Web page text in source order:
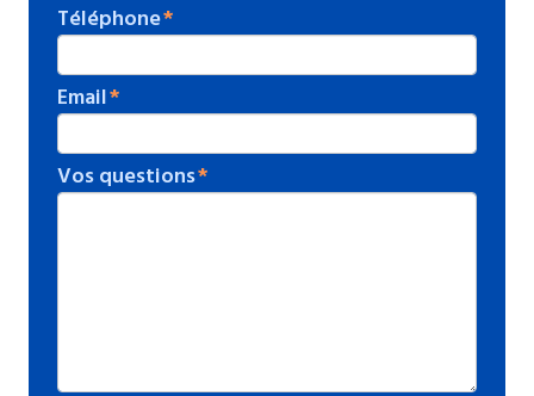
Téléphone
Email
Vos questions